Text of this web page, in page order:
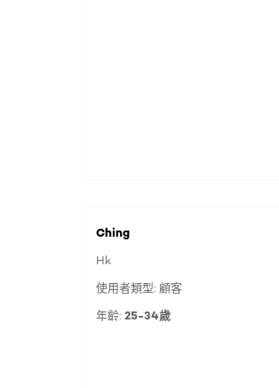
Ching
Hk
使用者類型: 顧客
年齡: 25-34歲